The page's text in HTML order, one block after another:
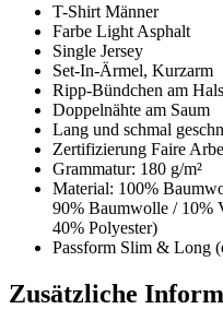
T-Shirt Männer
Farbe Light Asphalt
Single Jersey
Set-In-Ärmel, Kurzarm
Ripp-Bündchen am
Doppelnähte am Saum
Lang und schmal
Zertifizierung Faire
Grammatur: 180 g/m²
Material: 100%
90% Baumwolle / 10%
40% Polyester)
Passform Slim & Long
Zusätzliche